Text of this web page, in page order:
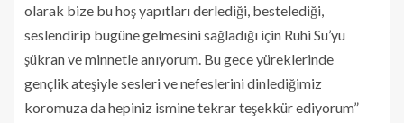
olarak bize bu hoş yapıtları derlediği, bestelediği,
seslendirip bugüne gelmesini sağladığı için Ruhi Su’yu
şükran ve minnetle anıyorum. Bu gece yüreklerinde
gençlik ateşiyle sesleri ve nefeslerini dinlediğimiz
koromuza da hepiniz ismine tekrar teşekkür ediyorum”